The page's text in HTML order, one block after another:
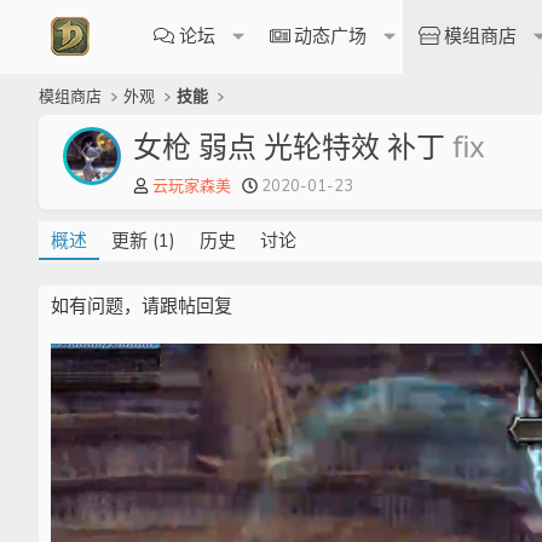
论坛 动态广场 模组商店
模组商店 外观 技能
女枪 弱点 光轮特效 补丁 fix
作
云玩家森美
创
日
期
2020-01-23
概述 更新 (1) 历史 讨论
如有问题，请跟帖回复